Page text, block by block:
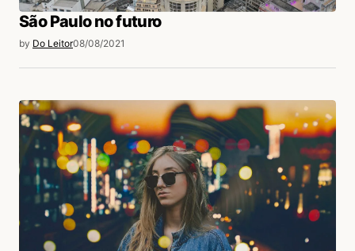
São Paulo no futuro
by Do Leitor08/08/2021